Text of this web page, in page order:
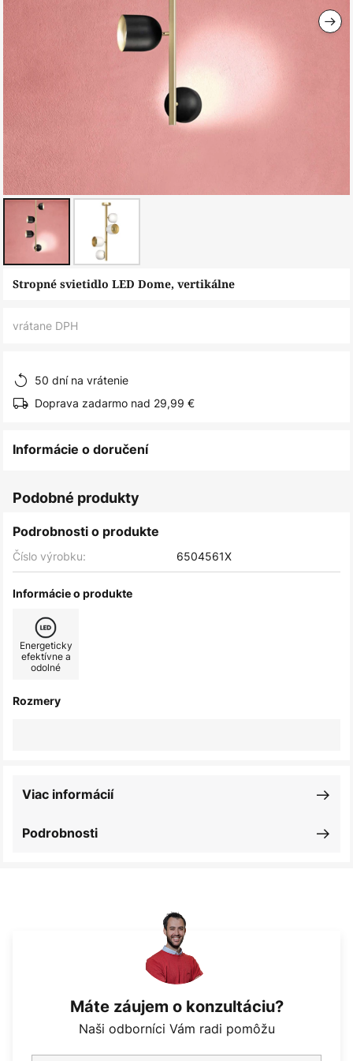
Preskočiť
Stropné svietidlo LED Dome, vertikálne
vrátane DPH
50 dní na vrátenie
Doprava zadarmo nad 29,99 €
Informácie o doručení
Podobné produkty
Podrobnosti o produkte
Číslo výrobku: 6504561X
Informácie o produkte
Energeticky
efektívne a
odolné
Rozmery
Podrobnosti
Viac informácií
Máte záujem o konzultáciu?
Naši odborníci Vám radi pomôžu